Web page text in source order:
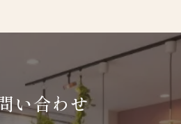
い合わせ